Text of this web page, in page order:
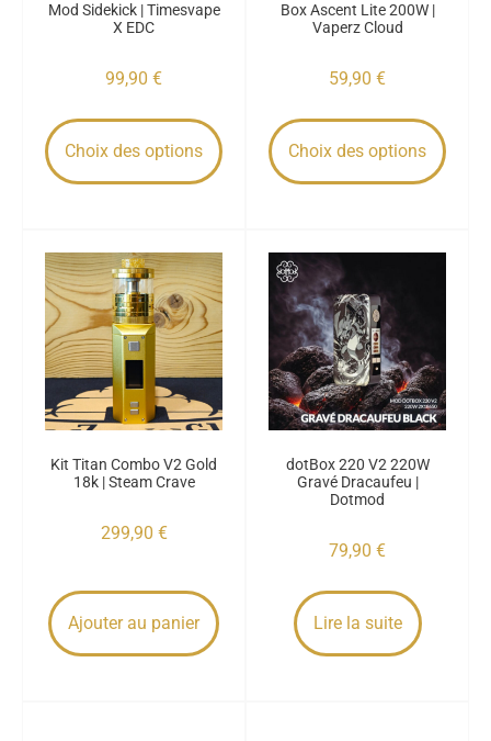
Mod Sidekick | Timesvape
X EDC
99,90 €
Choix des options
Box Ascent Lite 200W |
Vaperz Cloud
59,90 €
Choix des options
Kit Titan Combo V2 Gold
18k | Steam Crave
299,90 €
Ajouter au panier
dotBox 220 V2 220W
Gravé Dracaufeu |
Dotmod
79,90 €
Lire la suite